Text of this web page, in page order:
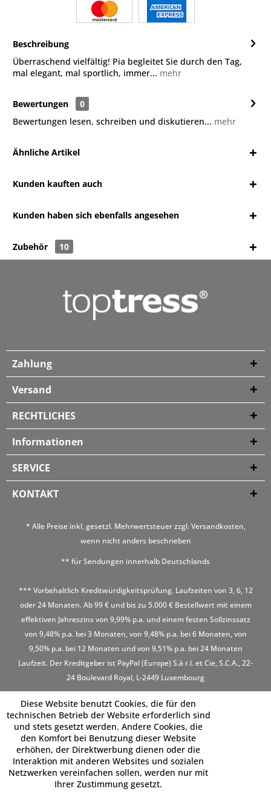
Beschreibung
Überraschend vielfältig! Pia begleitet Sie durch den Tag,
mal elegant, mal sportlich, immer... mehr
Bewertungen
0
Bewertungen lesen, schreiben und diskutieren... mehr
Ähnliche Artikel
Kunden kauften auch
Kunden haben sich ebenfalls angesehen
Zubehör 10
Zahlung
Versand
RECHTLICHES
Informationen
SERVICE
KONTAKT
* Alle Preise inkl. gesetzl. Mehrwertsteuer zzgl.Versandkosten,
wenn nicht anders beschrieben
** für Sendungen innerhalb Deutschlands
*** Vorbehaltlich Kreditwürdigkeitsprüfung. Laufzeiten von 3, 6, 12
oder 24 Monaten. Ab 99 € und bis zu 5.000 € Bestellwert mit einem
effektiven Jahreszins von 9,99% p.a. und einem festen Sollzinssatz
von 9,48% p.a. bei 3 Monaten, von 9,48% p.a. bei 6 Monaten, von
9,50% p.a. bei 12 Monaten und von 9,51% p.a. bei 24 Monaten
Laufzeit. Der Kreditgeber ist PayPal (Europe) S.à r.l. et Cie, S.C.A., 22-
24 Boulevard Royal, L-2449 Luxembourg
Diese Website benutzt Cookies, die für den
technischen Betrieb der Website erforderlich sind
und stets gesetzt werden. Andere Cookies, die
den Komfort bei Benutzung dieser Website
erhöhen, der Direktwerbung dienen oder die
Interaktion mit anderen Websites und sozialen
Netzwerken vereinfachen sollen, werden nur mit
Ihrer Zustimmung gesetzt.